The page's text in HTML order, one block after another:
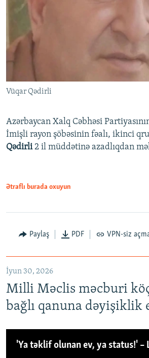
Vüqar Qədirli
Azərbaycan Xalq Cəbhəsi
İmişli rayon şöbəsinin fəalı, ikinci
Qədirli2 il müddətinə azadlıqdan
Ətraflı burada oxuyun
Paylaş PDF VPN-siz
İyun 30, 2026
Milli Məclis məcburi
bağlı qanuna dəyişiklik